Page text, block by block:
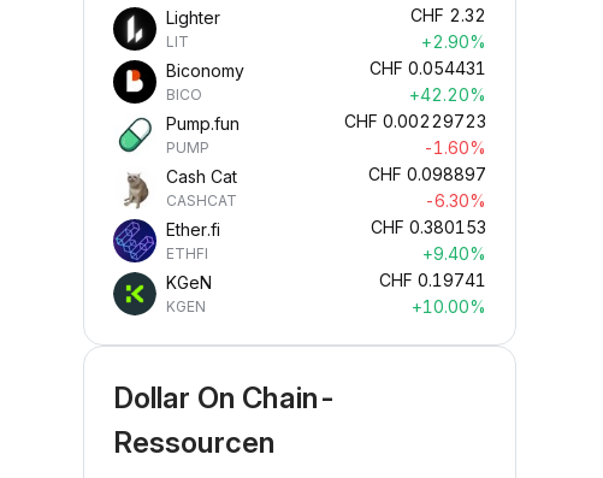
Lighter
LIT
CHF 2.32
+2.90%
Biconomy
BICO
CHF 0.054431
+42.20%
Pump.fun
PUMP
CHF 0.00229723
-1.60%
Cash Cat
CASHCAT
CHF 0.098897
-6.30%
Ether.fi
ETHFI
CHF 0.380153
+9.40%
KGeN
KGEN
CHF 0.19741
+10.00%
Dollar On Chain-
Ressourcen